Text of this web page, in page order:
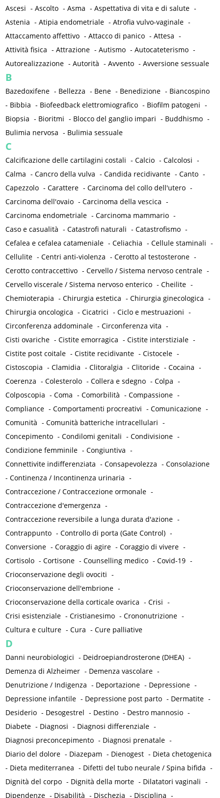
Ascesi -Ascolto -Asma -Aspettativa di vita e di salute -
Astenia -Atipia endometriale -Atrofia vulvo-vaginale -
Attaccamento affettivo -Attacco di panico -Attesa -
Attività fisica -Attrazione -Autismo -Autocateterismo -
Autorealizzazione -Autorità -Avvento -Avversione sessuale
B
Bazedoxifene - Bellezza - Bene - Benedizione - Biancospino
- Bibbia - Biofeedback elettromiografico - Biofilm patogeni -
Biopsia - Bioritmi - Blocco del ganglio impari - Buddhismo -
Bulimia nervosa - Bulimia sessuale
C
Calcificazione delle cartilagini costali -Calcio -Calcolosi -
Calma -Cancro della vulva -Candida recidivante -Canto -
Capezzolo -Carattere -Carcinoma del collo dell'utero -
Carcinoma dell'ovaio -Carcinoma della vescica -
Carcinoma endometriale -Carcinoma mammario -
Caso e casualità -Catastrofi naturali -Catastrofismo -
Cefalea e cefalea catameniale -Celiachia -Cellule staminali -
Cellulite -Centri anti-violenza -Cerotto al testosterone -
Cerotto contraccettivo -Cervello / Sistema nervoso centrale -
Cervello viscerale / Sistema nervoso enterico -Cheilite -
Chemioterapia -Chirurgia estetica -Chirurgia ginecologica -
Chirurgia oncologica -Cicatrici -Ciclo e mestruazioni -
Circonferenza addominale -Circonferenza vita -
Cisti ovariche -Cistite emorragica -Cistite interstiziale -
Cistite post coitale -Cistite recidivante -Cistocele -
Cistoscopia -Clamidia -Clitoralgia -Clitoride -Cocaina -
Coerenza -Colesterolo -Collera e sdegno -Colpa -
Colposcopia -Coma -Comorbilità -Compassione -
Compliance -Comportamenti procreativi -Comunicazione -
Comunità -Comunità batteriche intracellulari -
Concepimento -Condilomi genitali -Condivisione -
Condizione femminile -Congiuntiva -
Connettivite indifferenziata -Consapevolezza -Consolazione
-Continenza / Incontinenza urinaria -
Contraccezione / Contraccezione ormonale -
Contraccezione d'emergenza -
Contraccezione reversibile a lunga durata d'azione -
Contrappunto -Controllo di porta (Gate Control) -
Conversione -Coraggio di agire -Coraggio di vivere -
Cortisolo -Cortisone -Counselling medico -Covid-19 -
Crioconservazione degli ovociti -
Crioconservazione dell'embrione -
Crioconservazione della corticale ovarica -Crisi -
Crisi esistenziale -Cristianesimo -Crononutrizione -
Cultura e culture -Cura -Cure palliative
D
Danni neurobiologici - Deidroepiandrosterone (DHEA) -
Demenza di Alzheimer - Demenza vascolare -
Denutrizione / Indigenza - Deportazione - Depressione -
Depressione infantile - Depressione post parto - Dermatite -
Desiderio - Desogestrel - Destino - Destro mannosio -
Diabete - Diagnosi - Diagnosi differenziale -
Diagnosi preconcepimento - Diagnosi prenatale -
Diario del dolore - Diazepam - Dienogest - Dieta chetogenica
- Dieta mediterranea - Difetti del tubo neurale / Spina bifida -
Dignità del corpo - Dignità della morte - Dilatatori vaginali -
Dipendenze - Disabilità - Dischezia - Disciplina -